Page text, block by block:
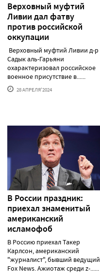
Верховный муфтий
Ливии дал фатву
против российской
оккупации
Верховный муфтий Ливии д-р
Садык аль-Гарьяни
охарактеризовал российское
военное присутствие в......
28 АПРЕЛЯ'2024
В России праздник:
приехал знаменитый
американский
исламофоб
В Россию приехал Такер
Карлсон, американский
"журналист", бывший ведущий
Fox News. Ажиотаж среди z-......